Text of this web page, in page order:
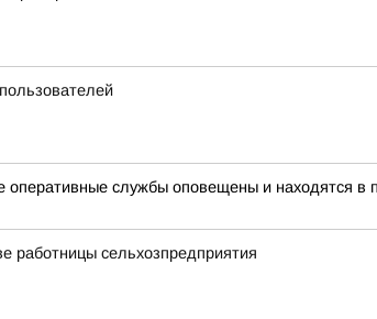
службы оповещены и находятся в
работницы сельхозпредприятия